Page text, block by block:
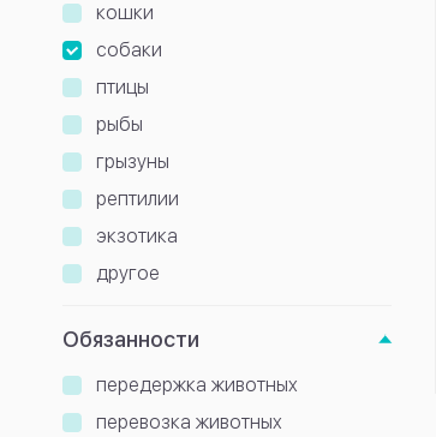
кошки
собаки
птицы
рыбы
грызуны
рептилии
экзотика
другое
Обязанности
передержка животных
перевозка животных